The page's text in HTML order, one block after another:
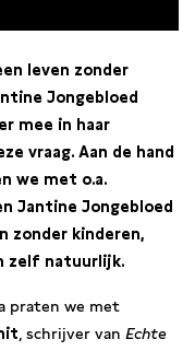
leven zonder
Jongebloed
mee in haar
vraag. Aan de hand
we met o.a.
Jantine Jongebloed
zonder kinderen,
zelf natuurlijk.
praten we met
, schrijver van Echte